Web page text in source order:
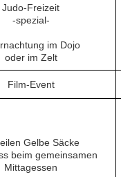
Judo-Freizeit
-spezial-
im Dojo
oder im Zelt
Film-Event
Gelbe Säcke
beim gemeinsamen
Mittagessen